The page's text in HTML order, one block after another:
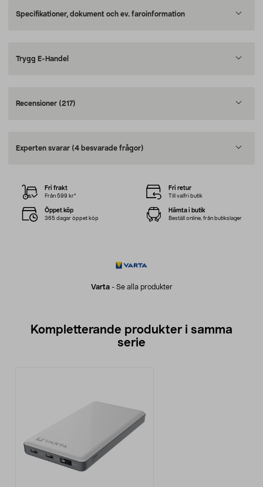
Specifikationer, dokument och ev. faroinformation
Trygg E-Handel
Recensioner (217)
Experten svarar (4 besvarade frågor)
Varta- Se alla produkter
Fri frakt
Från 599 kr*
Fri retur
Till valfri butik
Öppet köp
365 dagar öppet köp
Hämta i butik
Beställ online, från butikslager
Kompletterande produkter i samma
serie